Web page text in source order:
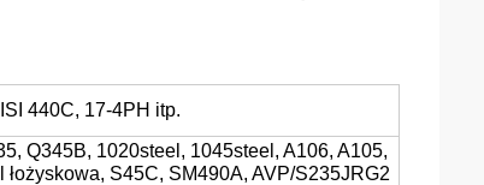
440C, 17-4PH itp.
Q345B, 1020steel, 1045steel, A106, A105,
S45C, SM490A, AVP/S235JRG2